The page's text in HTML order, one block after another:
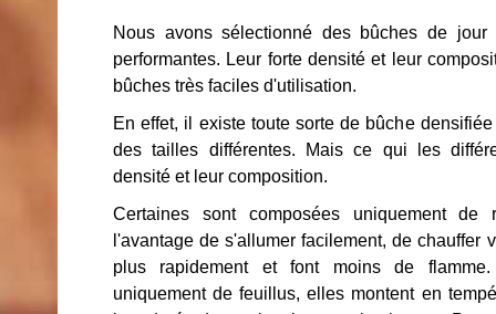
Nous avons sélectionné des bûches de
performantes. Leur forte densité et leur
bûches très faciles d'utilisation.
En effet, il existe toute sorte de bûche
des tailles différentes. Mais ce qui les
densité et leur composition.
Certaines sont composées uniquement de
l'avantage de s'allumer facilement, de chauffer
plus rapidement et font moins de flamme.
uniquement de feuillus, elles montent en